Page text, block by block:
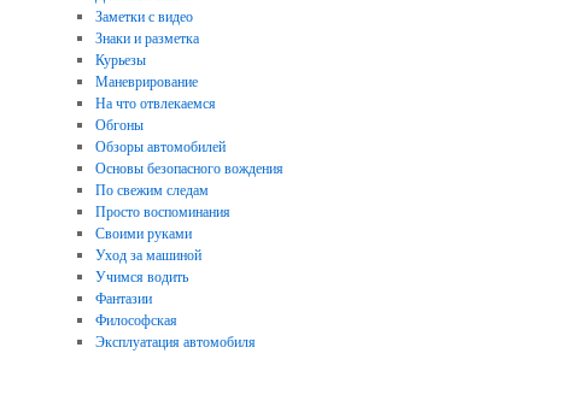
Заметки с видео
Знаки и разметка
Курьезы
Маневрирование
На что отвлекаемся
Обгоны
Обзоры автомобилей
Основы безопасного вождения
По свежим следам
Просто воспоминания
Своими руками
Уход за машиной
Учимся водить
Фантазии
Философская
Эксплуатация автомобиля